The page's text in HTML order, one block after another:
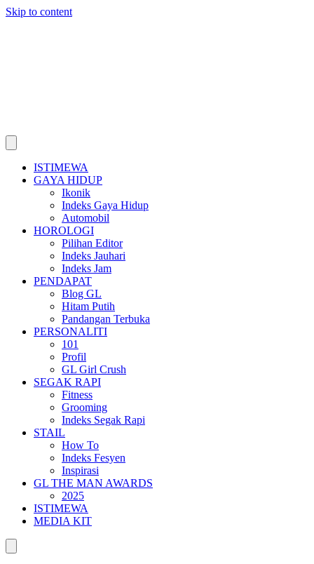
Skip to content
ISTIMEWA
GAYA HIDUP
Ikonik
Indeks Gaya Hidup
Automobil
HOROLOGI
Pilihan Editor
Indeks Jauhari
Indeks Jam
PENDAPAT
Blog GL
Hitam Putih
Pandangan Terbuka
PERSONALITI
101
Profil
GL Girl Crush
SEGAK RAPI
Fitness
Grooming
Indeks Segak Rapi
STAIL
How To
Indeks Fesyen
Inspirasi
GL THE MAN AWARDS
2025
ISTIMEWA
MEDIA KIT